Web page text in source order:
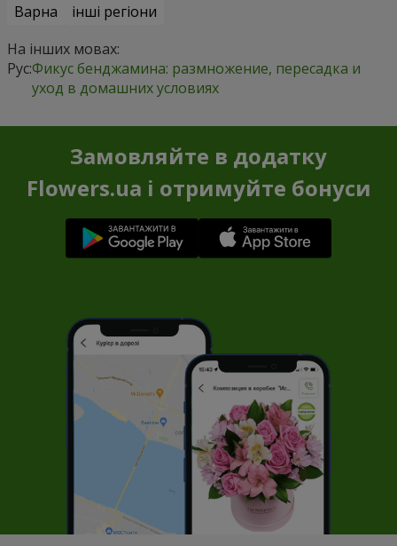
Варна
інші регіони
На інших мовах:
Рус:Фикус бенджамина: размножение, пересадка и
уход в домашних условиях
Замовляйте в додатку
Flowers.ua і отримуйте бонуси